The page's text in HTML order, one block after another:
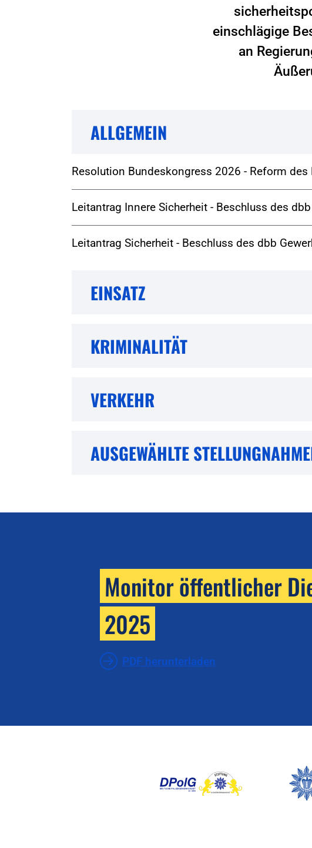
einschlägige
an
ALLGEMEIN
Resolution Bundeskongress 2026 - Reform
Leitantrag Innere Sicherheit - Beschluss des
Leitantrag Sicherheit - Beschluss des dbb
EINSATZ
KRIMINALITÄT
VERKEHR
AUSGEWÄHLTE
Monitor öffentlicher
2025
PDF herunterladen